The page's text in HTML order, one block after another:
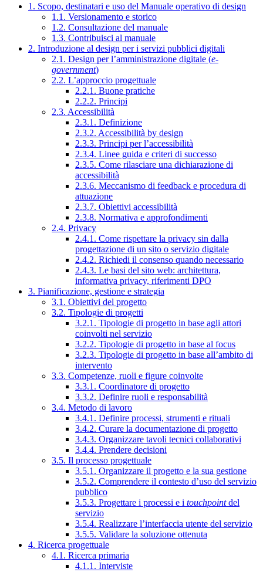
1. Scopo, destinatari e uso del Manuale operativo di design
1.1. Versionamento e storico
1.2. Consultazione del manuale
1.3. Contribuisci al manuale
2. Introduzione al design per i servizi pubblici digitali
2.1. Design per l’amministrazione digitale (e-
government)
2.2. L’approccio progettuale
2.2.1. Buone pratiche
2.2.2. Principi
2.3. Accessibilità
2.3.1. Definizione
2.3.2. Accessibilità by design
2.3.3. Principi per l’accessibilità
2.3.4. Linee guida e criteri di successo
2.3.5. Come rilasciare una dichiarazione di
accessibilità
2.3.6. Meccanismo di feedback e procedura di
attuazione
2.3.7. Obiettivi accessibilità
2.3.8. Normativa e approfondimenti
2.4. Privacy
2.4.1. Come rispettare la privacy sin dalla
progettazione di un sito o servizio digitale
2.4.2. Richiedi il consenso quando necessario
2.4.3. Le basi del sito web: architettura,
informativa privacy, riferimenti DPO
3. Pianificazione, gestione e strategia
3.1. Obiettivi del progetto
3.2. Tipologie di progetti
3.2.1. Tipologie di progetto in base agli attori
coinvolti nel servizio
3.2.2. Tipologie di progetto in base al focus
3.2.3. Tipologie di progetto in base all’ambito di
intervento
3.3. Competenze, ruoli e figure coinvolte
3.3.1. Coordinatore di progetto
3.3.2. Definire ruoli e responsabilità
3.4. Metodo di lavoro
3.4.1. Definire processi, strumenti e rituali
3.4.2. Curare la documentazione di progetto
3.4.3. Organizzare tavoli tecnici collaborativi
3.4.4. Prendere decisioni
3.5. Il processo progettuale
3.5.1. Organizzare il progetto e la sua gestione
3.5.2. Comprendere il contesto d’uso del servizio
pubblico
3.5.3. Progettare i processi e i touchpointdel
servizio
3.5.4. Realizzare l’interfaccia utente del servizio
3.5.5. Validare la soluzione ottenuta
4. Ricerca progettuale
4.1. Ricerca primaria
4.1.1. Interviste